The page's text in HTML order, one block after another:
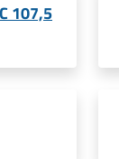
107,5